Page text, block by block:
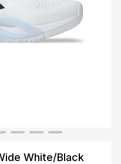
White/Black